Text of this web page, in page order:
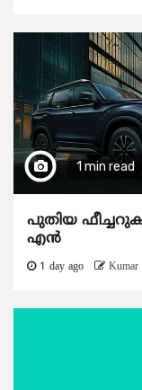
1 min read
പുതിയ
എൻ
1 day ago Kumar